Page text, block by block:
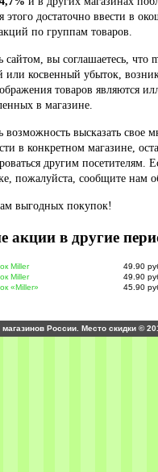
этого достаточно ввести в
по группам товаров.
сайтом, вы соглашаетесь, что
или косвенный убыток,
товаров являются
в магазине.
возможность высказать свое
в конкретном магазине,
другим
пожалуйста, сообщите нам
выгодных покупок!
акции в другие
Miller
49.90
Miller
49.90
«Miller»
45.90
России. Место скидки ©